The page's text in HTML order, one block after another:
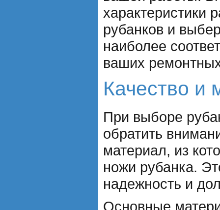
характеристики
рубанков и
наиболее
ваших
Качество и
При выборе
обратить
материал, из
ножи рубанка.
надежность и
Основные